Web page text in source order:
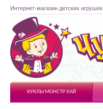
Интернет-магазин детских игрушек
Чудесарик
КУКЛЫ МОНСТР ХАЙ